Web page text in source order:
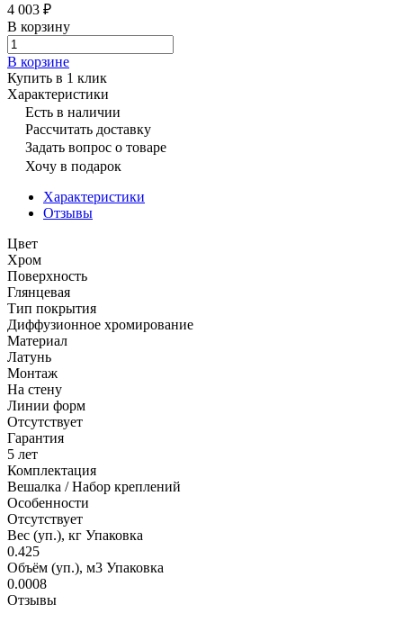
4 003 ₽
В корзину
В корзине
Купить в 1 клик
Характеристики
Есть в наличии
Рассчитать доставку
Задать вопрос о товаре
Хочу в подарок
Характеристики
Отзывы
Цвет
Хром
Поверхность
Глянцевая
Тип покрытия
Диффузионное хромирование
Материал
Латунь
Монтаж
На стену
Линии форм
Отсутствует
Гарантия
5 лет
Комплектация
Вешалка / Набор креплений
Особенности
Отсутствует
Вес (уп.), кг Упаковка
0.425
Объём (уп.), м3 Упаковка
0.0008
Отзывы